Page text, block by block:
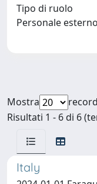
Tipo di ruolo
Personale
Mostra
Risultati 1 - 6 di 6
Italy